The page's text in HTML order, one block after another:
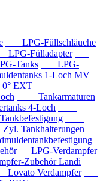
LPG-Füllschläuche
Fülladapter
Tanks
LPG-
1-Loch MV
EXT
Tankarmaturen
4-Loch
Tankhalterungen
LPG-Verdampfer
Zubehör Landi
Verdampfer